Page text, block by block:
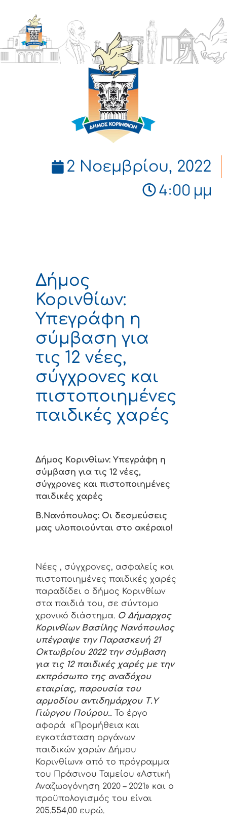
ΔΗΜΟΣ
ΚΟΡΙΝΘΙΩΝ
2 Νοεμβρίου, 2022
4:00 μμ
Δήμος
Κορινθίων:
Υπεγράφη η
σύμβαση για
τις 12 νέες,
σύγχρονες και
πιστοποιημένες
παιδικές χαρές
Δήμος Κορινθίων: Υπεγράφη η
σύμβαση για τις 12 νέες,
σύγχρονες και πιστοποιημένες
παιδικές χαρές
Β.Νανόπουλος: Οι δεσμεύσεις
μας υλοποιούνται στο ακέραιο!
Νέες , σύγχρονες, ασφαλείς και
πιστοποιημένες παιδικές χαρές
παραδίδει ο δήμος Κορινθίων
στα παιδιά του, σε σύντομο
χρονικό διάστημα. Ο Δήμαρχος
Κορινθίων Βασίλης Νανόπουλος
υπέγραψε την Παρασκευή 21
Οκτωβρίου 2022 την σύμβαση
για τις 12 παιδικές χαρές με την
εκπρόσωπο της αναδόχου
εταιρίας, παρουσία του
αρμοδίου αντιδημάρχου Τ.Υ
Γιώργου Πούρου.. Το έργο
αφορά «Προμήθεια και
εγκατάσταση οργάνων
παιδικών χαρών Δήμου
Κορινθίων» από το πρόγραμμα
του Πράσινου Ταμείου «Αστική
Αναζωογόνηση 2020 – 2021» και ο
προϋπολογισμός του είναι
205.554,00 ευρώ.